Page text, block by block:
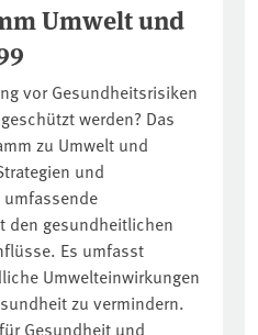
Umwelt und
vor Gesundheitsrisiken
werden? Das
zu Umwelt und
und
den gesundheitlichen
Es umfasst
Umwelteinwirkungen
zu vermindern.
Gesundheit und